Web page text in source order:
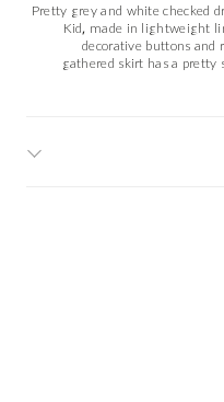
Pretty grey and white checked
Kid, made in lightweight
decorative buttons and
gathered skirt has a pretty